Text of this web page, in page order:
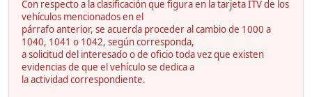
Con respecto a la clasificación que figura en la tarjeta ITV de los
vehículos mencionados en el
párrafo anterior, se acuerda proceder al cambio de 1000 a
1040, 1041 o 1042, según corresponda,
a solicitud del interesado o de oficio toda vez que existen
evidencias de que el vehículo se dedica a
la actividad correspondiente.